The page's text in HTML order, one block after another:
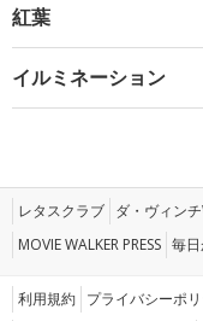
紅葉
イルミネーション
レタスクラブ ダ・ヴィン
MOVIE WALKER PRESS 毎
利用規約 プライバシーポ